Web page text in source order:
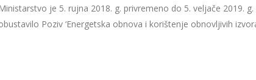
je 5. rujna 2018. g. privremeno do 5. veljače 2019. g.
Poziv ‘Energetska obnova i korištenje obnovljivih